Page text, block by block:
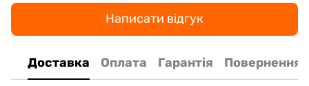
Написати відгук
Доставка Оплата Гарантія Повернення